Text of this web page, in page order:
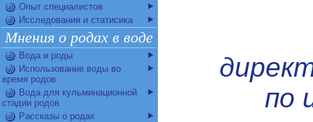
Опыт специалистов
Исследования и статисика
Мнения о родах в воде
Вода и роды
Использование воды во
время родов
Вода для кульминационной
стадии родов
Рассказы о родах
по